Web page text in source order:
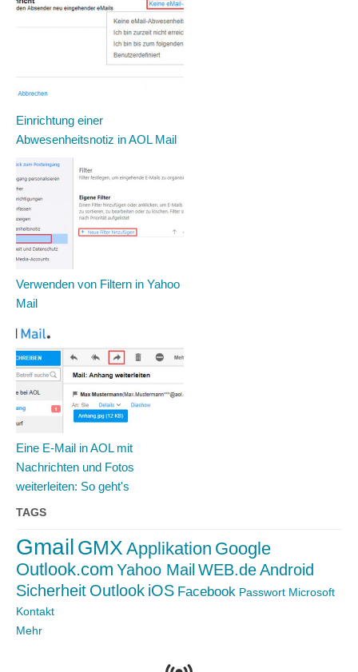
Einrichtung einer
Abwesenheitsnotiz in AOL Mail
Verwenden von Filtern in Yahoo
Mail
Eine E-Mail in AOL mit
Nachrichten und Fotos
weiterleiten: So geht's
TAGS
Gmail GMX Applikation Google
Outlook.com Yahoo Mail WEB.deAndroid
Sicherheit Outlook iOS Facebook Passwort Microsoft
Kontakt
Mehr